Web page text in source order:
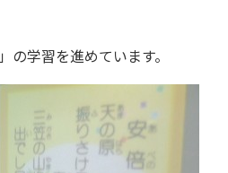
の学習を進めています。